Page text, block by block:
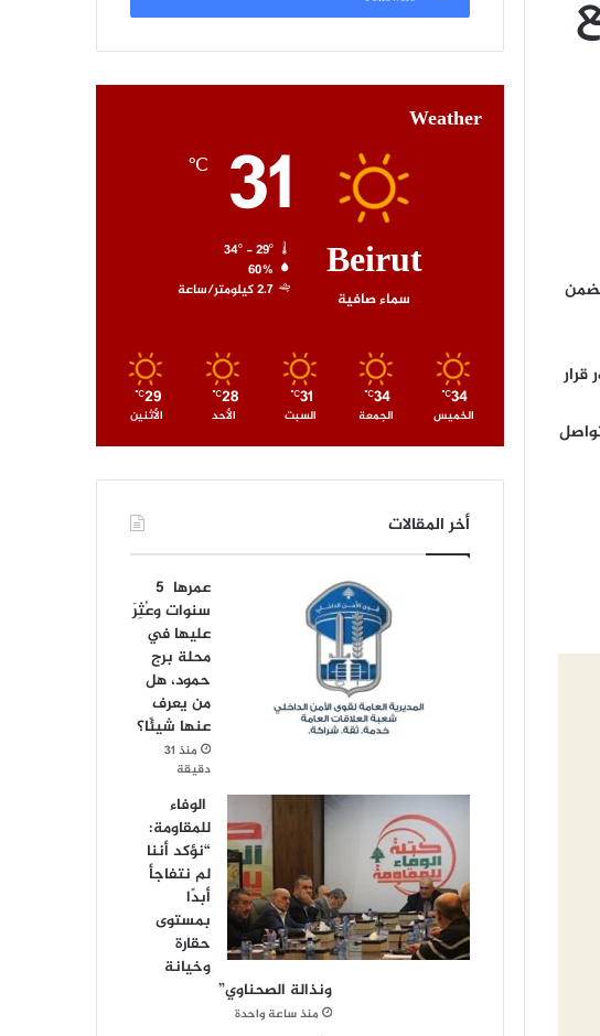
Weather
Beirut
سماء صافية
31
℃
34º - 29º
60%
2.7 كيلومتر/ساعة
34
℃
الخميس
34
℃
الجمعة
31
℃
السبت
28
℃
الأحد
29
℃
الأثنين
أخر المقالات
عمرها 5
سنوات وعُثِرَ
عليها في
محلة برج
حمود، هل
من يعرف
عنها شيئًا؟
منذ 31
دقيقة
الوفاء
للمقاومة:
“نؤكد أننا
لم نتفاجأ
أبدًا
بمستوى
حقارة
وخيانة
ونذالة الصحناوي”
منذ ساعة واحدة